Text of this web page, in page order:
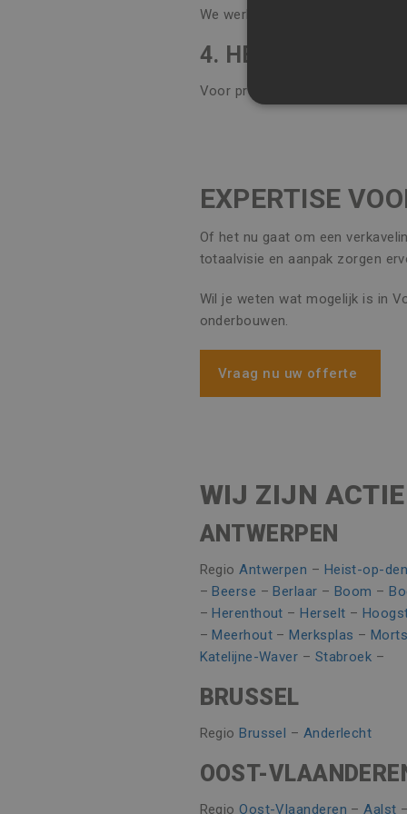
We werken met moderne
4. HEB IK OOK
Voor projecten in Vosselaar
EXPERTISE
Of het nu gaat om een
totaalvisie en aanpak zorgen
Wil je weten wat mogelijk is in
onderbouwen.
Vraag nu uw offerte
WIJ ZIJN
ANTWERPEN
RegioAntwerpen – Heist-op-
–Beerse –Berlaar – Boom –
–Herenthout –Herselt –
–Meerhout –Merksplas –
Katelijne-Waver – Stabroek –
BRUSSEL
RegioBrussel – Anderlecht
OOST-
RegioOost-Vlaanderen –Aalst –
STRIKT
Strikt noodzakelijke
Naam
CookieScriptConsent
_ga
_gid
Google LLC
.bing.com
MR
Microsoft
Corporation
.c.clarity.ms
CLID
MUID
.clarity.ms
_gcl_au
Google LLC
_clck Google Privacy